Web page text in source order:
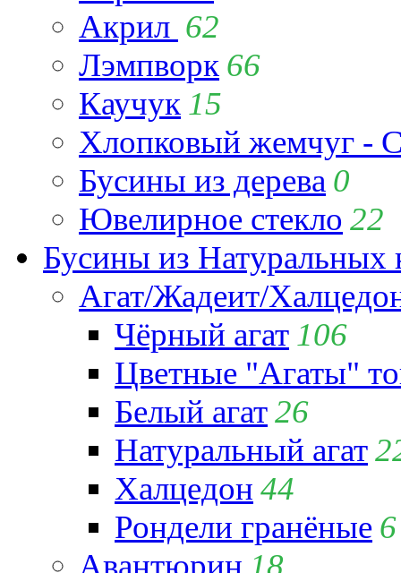
Акрил 62
Лэмпворк 66
Каучук 15
Хлопковый жемчуг -
Бусины из дерева 0
Ювелирное стекло 22
Бусины из Натуральных
Агат/Жадеит/
Чёрный агат 106
Цветные "Агаты"
Белый агат26
Натуральный агат
Халцедон 44
Рондели гранёные 6
Авантюрин 18